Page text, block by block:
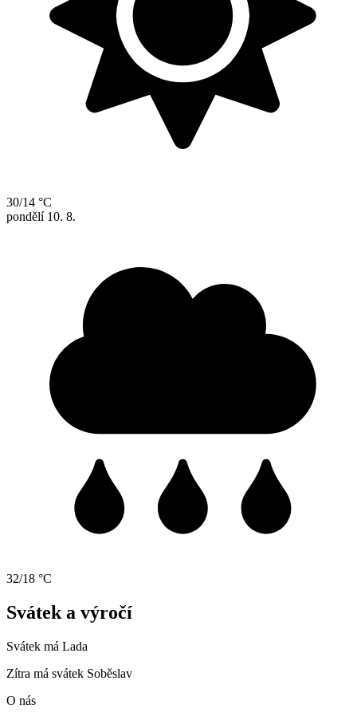
30/14 °C
pondělí 10. 8.
32/18 °C
Svátek a výročí
Svátek má Lada
Zítra má svátek Soběslav
O nás